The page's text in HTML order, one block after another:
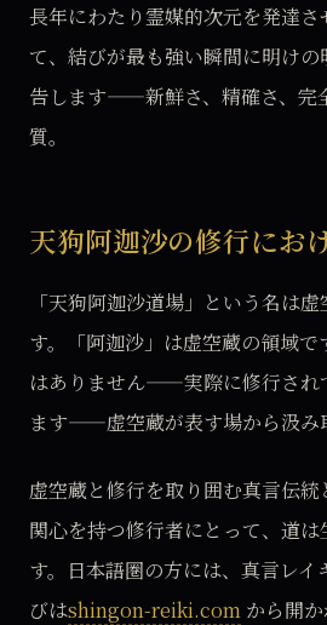
長年にわたり霊媒的次元を発達
て、結びが最も強い瞬間に明け
告します——新鮮さ、精確さ、完
質。
天狗阿迦沙の修行にお
「天狗阿迦沙道場」という名は
す。「阿迦沙」は虚空蔵の領域
はありません——実際に修行され
ます——虚空蔵が表す場から汲み
虚空蔵と修行を取り囲む真言伝
関心を持つ修行者にとって、道は
す。日本語圏の方には、真言レ
びはshingon-reiki.com から開